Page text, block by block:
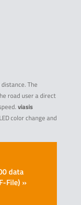
The
road user a direct
viasis
color change and
data
File) »